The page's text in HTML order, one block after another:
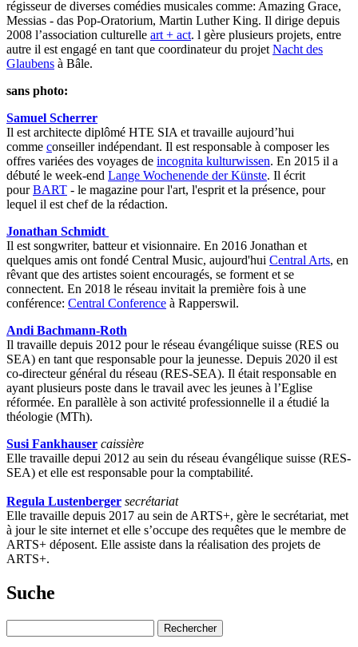
régisseur de diverses comédies musicales comme: Amazing Grace,
Messias - das Pop-Oratorium, Martin Luther King. Il dirige depuis
2008 l’association culturelle art + act. l gère plusieurs projets, entre
autre il est engagé en tant que coordinateur du projet Nacht des
Glaubens à Bâle.
sans photo:
Samuel Scherrer
Il est architecte diplômé HTE SIA et travaille aujourd’hui
comme conseiller indépendant. Il est responsable à composer les
offres variées des voyages de incognita kulturwissen. En 2015 il a
débuté le week-end Lange Wochenende der Künste. Il écrit
pourBART - le magazine pour l'art, l'esprit et la présence, pour
lequel il est chef de la rédaction.
Jonathan Schmidt
Il est songwriter, batteur et visionnaire. En 2016 Jonathan et
quelques amis ont fondé Central Music, aujourd'hui Central Arts, en
rêvant que des artistes soient encouragés, se forment et se
connectent. En 2018 le réseau invitait la première fois à une
conférence: Central Conference à Rapperswil.
Andi Bachmann-Roth
Il travaille depuis 2012 pour le réseau évangélique suisse (RES ou
SEA) en tant que responsable pour la jeunesse. Depuis 2020 il est
co-directeur général du réseau (RES-SEA). Il était responsable en
ayant plusieurs poste dans le travail avec les jeunes à l’Eglise
réformée. En parallèle à son activité professionnelle il a étudié la
théologie (MTh).
Susi Fankhauser caissière
Elle travaille depui 2012 au sein du réseau évangélique suisse (RES-
SEA) et elle est responsable pour la comptabilité.
Regula Lustenberger secrétariat
Elle travaille depuis 2017 au sein de ARTS+, gère le secrétariat, met
à jour le site internet et elle s’occupe des requêtes que le membre de
ARTS+ déposent. Elle assiste dans la réalisation des projets de
ARTS+.
Suche